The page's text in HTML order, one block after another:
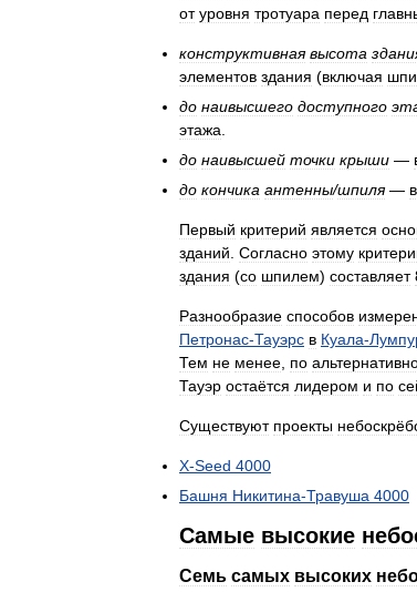
от уровня тротуара перед
конструктивная высота
элементов здания (включая
до наивысшего доступного
этажа
до наивысшей точки крыши —
до кончика антенны/шпиля—
Первый критерий является
зданий Согласно этому
здания (со шпилем) составляет
Разнообразие способов
Петронас-Тауэрс в Куала-
Тем не менее по
Тауэр остаётся лидером и по
Существуют проекты
X-Seed 4000
Башня Никитина-Травуша 4000
Самые высокие
Семь самых высоких